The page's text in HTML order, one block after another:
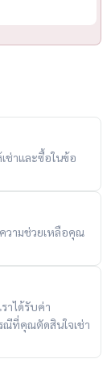
ช่าและซื้อในข้อ
วามช่วยเหลือคุณ
าได้รับค่า
ณีที่คุณตัดสินใจเช่า